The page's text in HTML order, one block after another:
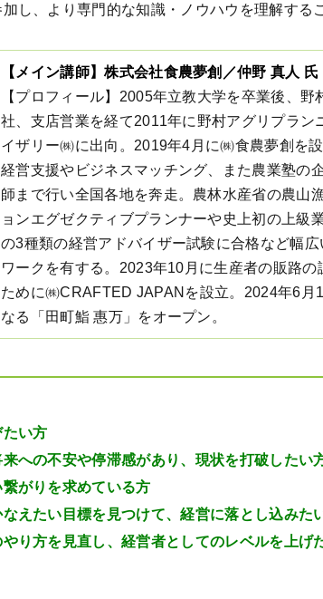
し、より専門的な知識・ノウハウを理解する
【メイン講師】株式会社食農夢創／仲野 真人 氏
【プロフィール】2005年立教大学を卒業後、野
社、支店営業を経て2011年に野村アグリプラン
イザリー㈱に出向。2019年4月に㈱食農夢創を
経営支援やビジネスマッチング、また農業塾の
師まで行い全国各地を奔走。農林水産省の農山
ョンエグゼクティブプランナーや史上初の上級
の3種類の経営アドバイザー試験に合格など幅広
ワークを有する。2023年10月に生産者の販路の
ために㈱CRAFTED JAPANを設立。2024年6月
なる「田町鮨 惠万」をオープン。
たい方
来への不安や停滞感があり、現状を打破したい
繋がりを求めている方
なえたい目標を見つけて、経営に落とし込みた
やり方を見直し、経営者としてのレベルを上げ